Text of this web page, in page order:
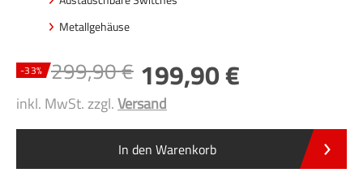
Metallgehäuse
-33% 299,90 199,90
inkl. MwSt. zzgl.Versand
In den Warenkorb